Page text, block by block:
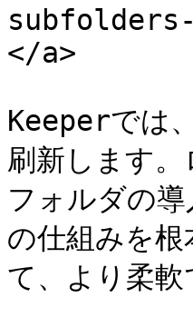
</a>
Keeperでは
刷新します
フォルダの
の仕組みを
て、より柔